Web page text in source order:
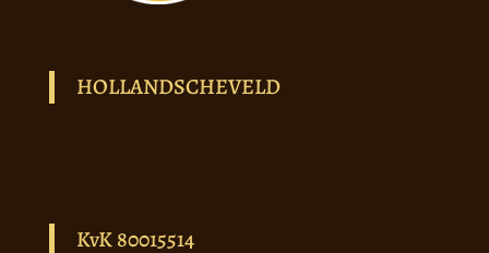
HOLLANDSCHEVELD
KvK 80015514